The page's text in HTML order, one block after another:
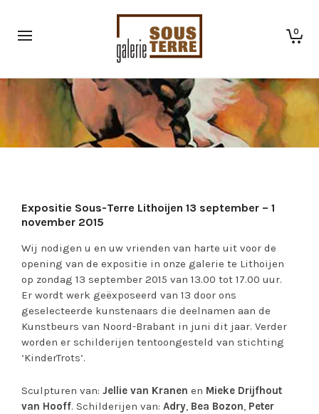
0
Expositie Sous-Terre Lithoijen 13 september – 1
november 2015
Wij nodigen u en uw vrienden van harte uit voor de
opening van de expositie in onze galerie te Lithoijen
op zondag 13 september 2015 van 13.00 tot 17.00 uur.
Er wordt werk geëxposeerd van 13 door ons
geselecteerde kunstenaars die deelnamen aan de
Kunstbeurs van Noord-Brabant in juni dit jaar. Verder
worden er schilderijen tentoongesteld van stichting
‘KinderTrots’.
Sculpturen van: Jellie van Kranen en Mieke Drijfhout
van Hooff. Schilderijen van: Adry, Bea Bozon, Peter